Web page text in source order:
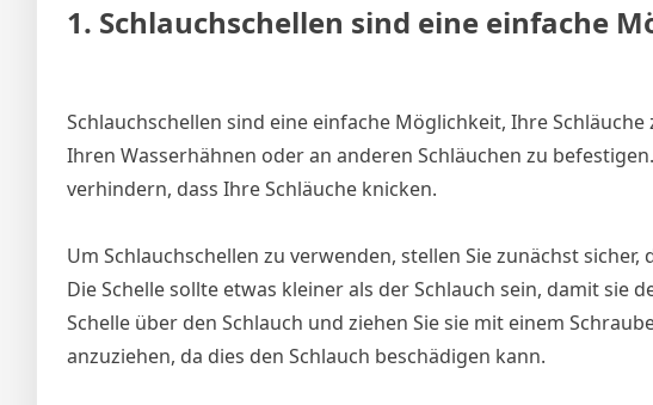
1. Schlauchschellen sind eine einfache
Schlauchschellen sind eine einfache Möglichkeit, Ihre
Ihren Wasserhähnen oder an anderen Schläuchen zu
verhindern, dass Ihre Schläuche knicken.
Um Schlauchschellen zu verwenden, stellen Sie zunächst
Die Schelle sollte etwas kleiner als der Schlauch sein, damit sie
Schelle über den Schlauch und ziehen Sie sie mit einem
anzuziehen, da dies den Schlauch beschädigen kann.